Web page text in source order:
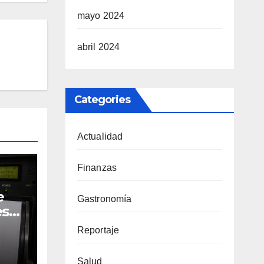
mayo 2024
abril 2024
Categories
Actualidad
Finanzas
Gastronomía
Reportaje
Salud